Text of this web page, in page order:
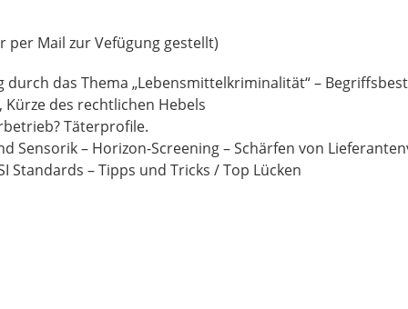
per Mail zur Vefügung gestellt)​​​​​​​
durch das Thema „Lebensmittelkriminalität“ –
des rechtlichen Hebels
Täterprofile.
Sensorik – Horizon-Screening – Schärfen von
Standards – Tipps und Tricks / Top Lücken